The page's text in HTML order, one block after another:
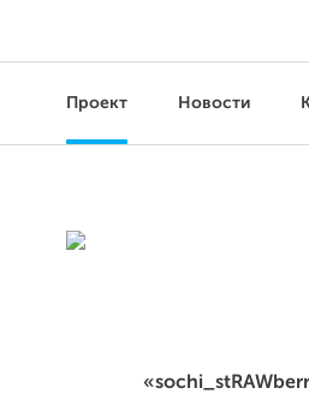
Проект Новости